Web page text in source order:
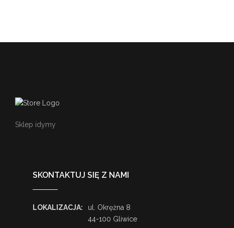
Sklep idymy
SKONTAKTUJ SIĘ Z NAMI
LOKALIZACJA:
ul. Okrężna 8
44-100 Gliwice